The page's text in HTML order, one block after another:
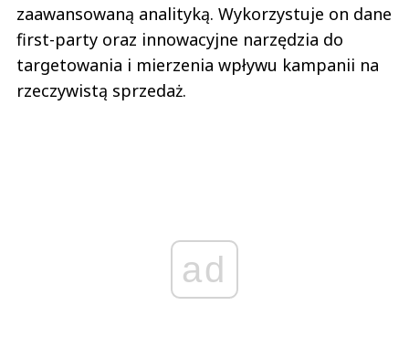
zaawansowaną analityką. Wykorzystuje on dane
first-party oraz innowacyjne narzędzia do
targetowania i mierzenia wpływu kampanii na
rzeczywistą sprzedaż.
ad